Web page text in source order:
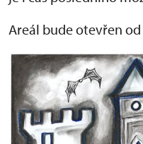
Areál bude otevřen